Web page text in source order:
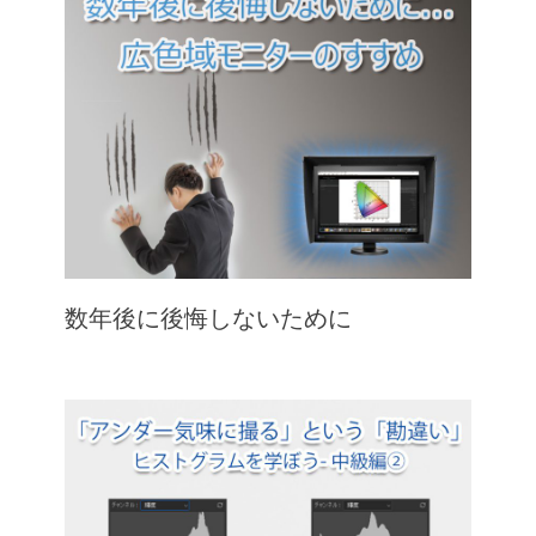
数年後に後悔しないために